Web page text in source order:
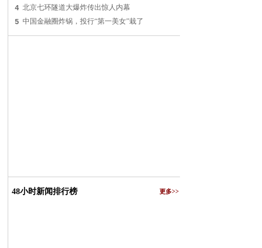
4 北京七环隧道大爆炸传出惊人内幕
5 中国金融圈炸锅，投行“第一美女”栽了
48小时新闻排行榜 更多>>